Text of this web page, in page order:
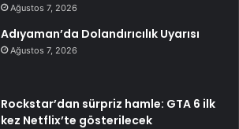
Ağustos 7, 2026
Adıyaman’da Dolandırıcılık Uyarısı
Ağustos 7, 2026
Rockstar’dan sürpriz hamle: GTA 6 ilk
kez Netflix’te gösterilecek